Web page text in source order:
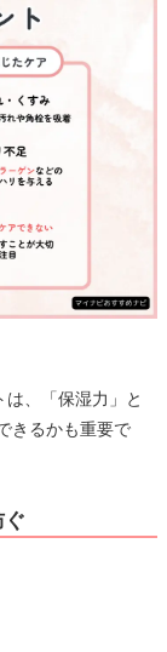
、「保湿力」と
きるかも重要で